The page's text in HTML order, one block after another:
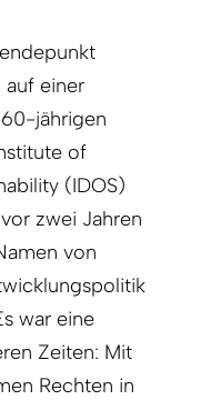
einer
jährigen
of
(IDOS)
zwei Jahren
von
war eine
Zeiten: Mit
Rechten in